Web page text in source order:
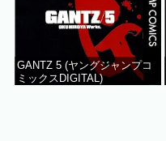
GANTZ 5 (ヤングジャンプコ
ミックスDIGITAL)